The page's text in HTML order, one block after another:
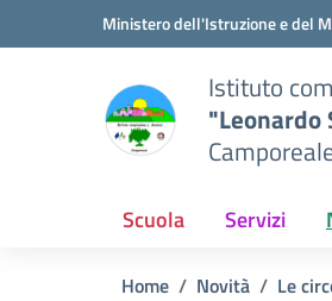
Vai ai contenuti
Vai al menu di navigazioneMinistero dell'Istruzione e del
Istituto
"Leonardo
Scuola Servizi
Home Novità Le